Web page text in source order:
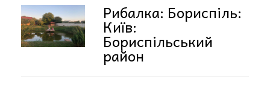
Рибалка: Бориспіль:
Київ:
Бориспільський
район